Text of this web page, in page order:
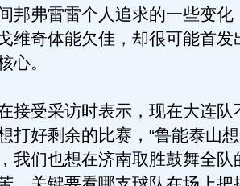
邦弗雷雷个人追求的一些变化
维奇体能欠佳，却很可能首发
心。
受采访时表示，现在大连队
打好剩余的比赛，“鲁能泰山
我们也想在济南取胜鼓舞全队